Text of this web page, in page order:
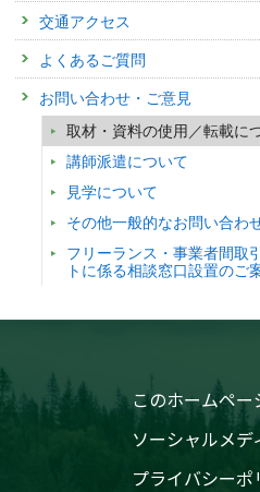
交通アクセス
よくあるご質問
お問い合わせ・ご意見
取材・資料の使用／転載に
講師派遣について
見学について
その他一般的なお問い合わ
フリーランス・事業者間取
トに係る相談窓口設置のご
このホームペー
ソーシャルメ
プライバシーポ